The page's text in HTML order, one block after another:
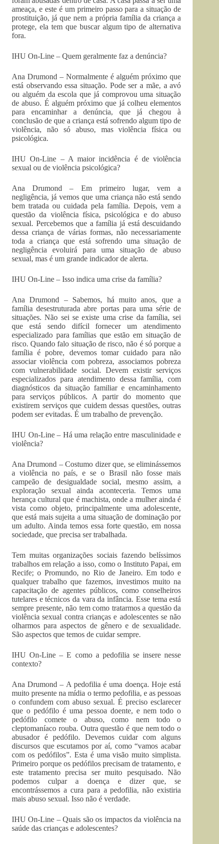
ameaça, e este é um primeiro passo para a situação de
prostituição, já que nem a própria família da criança a
protege, ela tem que buscar algum tipo de alternativa
fora.
IHU On-Line – Quem geralmente faz a denúncia?
Ana Drumond – Normalmente é alguém próximo que
está observando essa situação. Pode ser a mãe, a avó
ou alguém da escola que já comprovou uma situação
de abuso. É alguém próximo que já colheu elementos
para encaminhar a denúncia, que já chegou à
conclusão de que a criança está sofrendo algum tipo de
violência, não só abuso, mas violência física ou
psicológica.
IHU On-Line – A maior incidência é de violência
sexual ou de violência psicológica?
Ana Drumond – Em primeiro lugar, vem a
negligência, já vemos que uma criança não está sendo
bem tratada ou cuidada pela família. Depois, vem a
questão da violência física, psicológica e do abuso
sexual. Percebemos que a família já está descuidando
dessa criança de várias formas, não necessariamente
toda a criança que está sofrendo uma situação de
negligência evoluirá para uma situação de abuso
sexual, mas é um grande indicador de alerta.
IHU On-Line – Isso indica uma crise da família?
Ana Drumond – Sabemos, há muito anos, que a
família desestruturada abre portas para uma série de
situações. Não sei se existe uma crise da família, sei
que está sendo difícil fornecer um atendimento
especializado para famílias que estão em situação de
risco. Quando falo situação de risco, não é só porque a
família é pobre, devemos tomar cuidado para não
associar violência com pobreza, associamos pobreza
com vulnerabilidade social. Devem existir serviços
especializados para atendimento dessa família, com
diagnósticos da situação familiar e encaminhamento
para serviços públicos. A partir do momento que
existirem serviços que cuidem dessas questões, outras
podem ser evitadas. É um trabalho de prevenção.
IHU On-Line – Há uma relação entre masculinidade e
violência?
Ana Drumond – Costumo dizer que, se eliminássemos
a violência no país, e se o Brasil não fosse mais
campeão de desigualdade social, mesmo assim, a
exploração sexual ainda aconteceria. Temos uma
herança cultural que é machista, onde a mulher ainda é
vista como objeto, principalmente uma adolescente,
que está mais sujeita a uma situação de dominação por
um adulto. Ainda temos essa forte questão, em nossa
sociedade, que precisa ser trabalhada.
Tem muitas organizações sociais fazendo belíssimos
trabalhos em relação a isso, como o Instituto Papai, em
Recife; o Promundo, no Rio de Janeiro. Em todo e
qualquer trabalho que fazemos, investimos muito na
capacitação de agentes públicos, como conselheiros
tutelares e técnicos da vara da infância. Esse tema está
sempre presente, não tem como tratarmos a questão da
violência sexual contra crianças e adolescentes se não
olharmos para aspectos de gênero e de sexualidade.
São aspectos que temos de cuidar sempre.
IHU On-Line – E como a pedofilia se insere nesse
contexto?
Ana Drumond – A pedofilia é uma doença. Hoje está
muito presente na mídia o termo pedofilia, e as pessoas
o confundem com abuso sexual. É preciso esclarecer
que o pedófilo é uma pessoa doente, e nem todo o
pedófilo comete o abuso, como nem todo o
cleptomaníaco rouba. Outra questão é que nem todo o
abusador é pedófilo. Devemos cuidar com alguns
discursos que escutamos por aí, como “vamos acabar
com os pedófilos”. Esta é uma visão muito simplista.
Primeiro porque os pedófilos precisam de tratamento, e
este tratamento precisa ser muito pesquisado. Não
podemos culpar a doença e dizer que, se
encontrássemos a cura para a pedofilia, não existiria
mais abuso sexual. Isso não é verdade.
IHU On-Line – Quais são os impactos da violência na
saúde das crianças e adolescentes?